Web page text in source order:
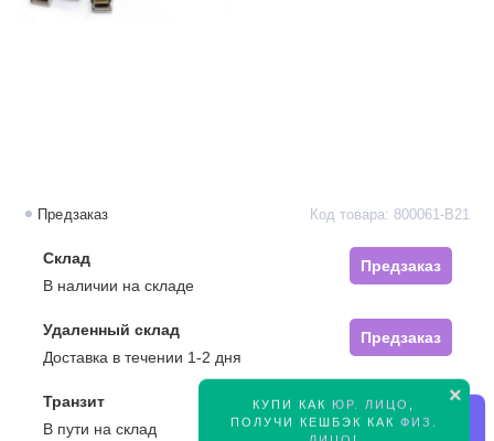
×
КУПИ КАК ЮР. ЛИЦО
ПОЛУЧИ КЕШБЭК КАК ФИЗ.
Предзаказ Код товара: 800061-B21
Склад
Предзаказ
В наличии на складе
Удаленный склад
Предзаказ
Доставка в течении 1-2 дня
Транзит
Предзаказ
В пути на склад